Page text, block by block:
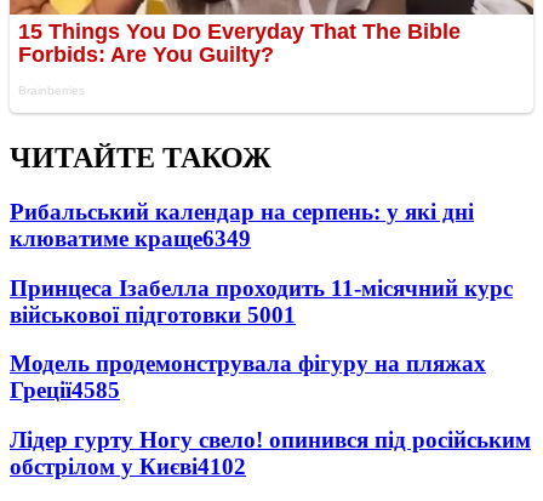
ЧИТАЙТЕ ТАКОЖ
Рибальський календар на серпень: у які дні
клюватиме краще6349
Принцеса Ізабелла проходить 11-місячний курс
військової підготовки 5001
Модель продемонструвала фігуру на пляжах
Греції4585
Лідер гурту Ногу свело! опинився під російським
обстрілом у Києві4102